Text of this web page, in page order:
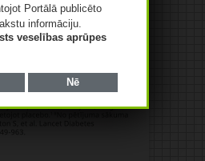
Portālā publicēto
informāciju.
veselības aprūpes
Nē